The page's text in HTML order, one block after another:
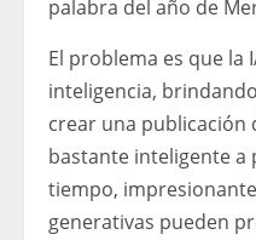
palabra del año de
El problema es que la
inteligencia,
crear una publicación
bastante inteligente a
tiempo,
generativas pueden